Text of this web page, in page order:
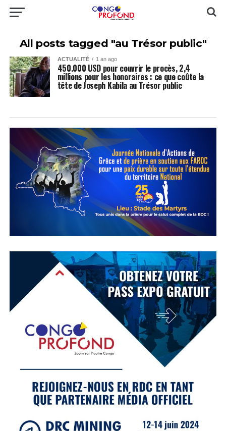
All posts tagged "au Trésor public"
ACTUALITÉ 1 an ago
450.000 USD pour couvrir le procès, 2,4
millions pour les honoraires : ce que coûte la
tête de Joseph Kabila au Trésor public